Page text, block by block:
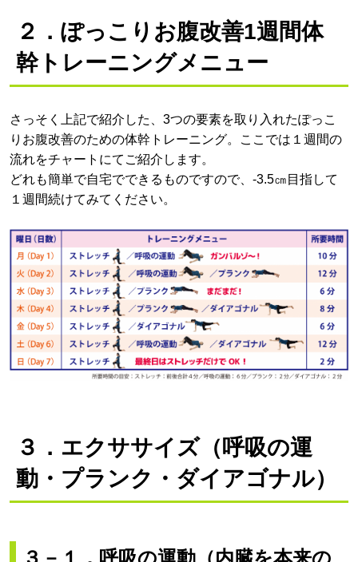
２． ぽっこりお腹改善1週間体
幹トレーニングメニュー
さっそく上記で紹介した、3つの要素を取り入れたぽっこ
りお腹改善のための体幹トレーニング。ここでは１週間の
流れをチャートにてご紹介します。
どれも簡単で自宅でできるものですので、‐3.5㎝目指して
１週間続けてみてください。
３．エクササイズ（呼吸の運
動・プランク・ダイアゴナル）
３－１． 呼吸の運動（内臓を本来の